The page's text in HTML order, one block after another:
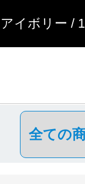
アイボリー /